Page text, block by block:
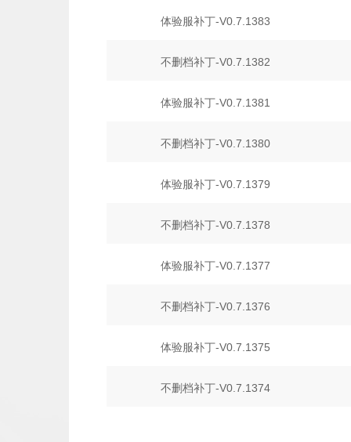
体验服补丁-V0.7.1383
不删档补丁-V0.7.1382
体验服补丁-V0.7.1381
不删档补丁-V0.7.1380
体验服补丁-V0.7.1379
不删档补丁-V0.7.1378
体验服补丁-V0.7.1377
不删档补丁-V0.7.1376
体验服补丁-V0.7.1375
不删档补丁-V0.7.1374